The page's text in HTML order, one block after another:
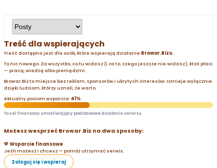
Treść dla wspierających
Treść dostępna jest dla osób, które wspierają działanie Browar.Bizu.
To nic nowego. Za wszystko, co tu widzisz (i za to, czego jeszcze nie widzisz), ktoś płaci
— pracą, wiedzą albo pieniędzmi.
Browar.Biz to miejsce bez reklam, sponsorów i ukrytych interesów. Istnieje wyłącznie
dzięki ludziom, którzy uznali, że warto.
Aktualny poziom wsparcia: 41%
To cel finansowy umożliwiający podstawowe działanie serwisu.
Możesz wesprzeć Browar.Biz na dwa sposoby:
💛 Wsparcie finansowe
Jeśli możesz i chcesz — pomóż utrzymać serwis.
Zaloguj się i wspieraj